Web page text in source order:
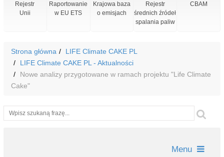
Rejestr
Unii
Raportowanie
w EU ETS
Krajowa baza
o emisjach
Rejestr
średnich źródeł
spalania paliw
CBAM
Strona główna
LIFE Climate CAKE PL
LIFE Climate CAKE PL - Aktualności
Nowe analizy przygotowane w ramach projektu "Life Climate
Cake"
Wyszukiwarka
Menu